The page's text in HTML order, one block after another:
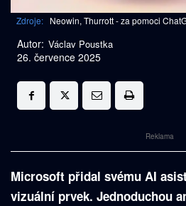
Zdroje: Neowin, Thurrott - za pomoci
Autor: Václav Poustka
26. července 2025
Reklama
Microsoft přidal svému AI
vizuální prvek. Jednoduchou